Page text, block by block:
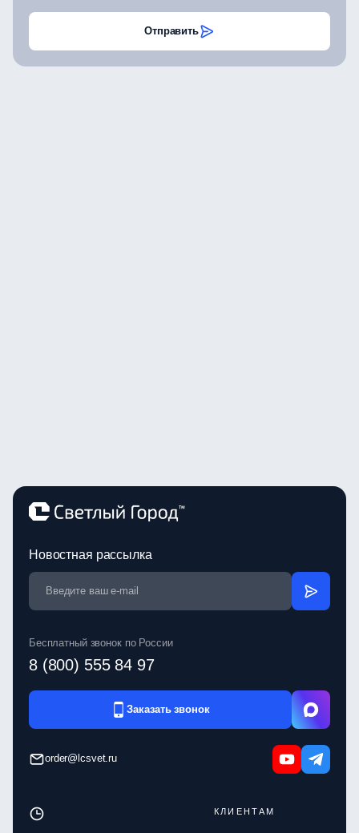
Отправить
Новостная рассылка
Бесплатный звонок по России
8 (800) 555 84 97
Заказать звонок
order@lcsvet.ru
КЛИЕНТАМ